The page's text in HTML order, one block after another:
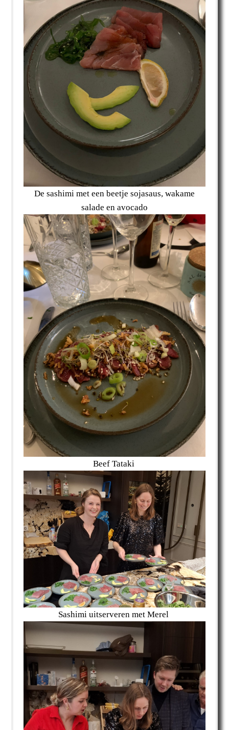
De sashimi met een beetje sojasaus, wakame
salade en avocado
Beef Tataki
Sashimi uitserveren met Merel